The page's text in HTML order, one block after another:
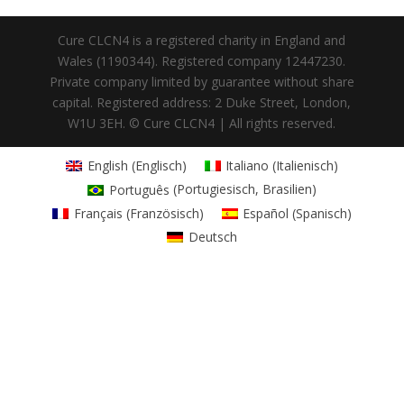
Cure CLCN4 is a registered charity in England and
Wales (1190344). Registered company 12447230.
Private company limited by guarantee without share
capital. Registered address: 2 Duke Street, London,
W1U 3EH. © Cure CLCN4 | All rights reserved.
English (Englisch) Italiano (Italienisch)
Português (Portugiesisch, Brasilien)
Français (Französisch) Español (Spanisch)
Deutsch